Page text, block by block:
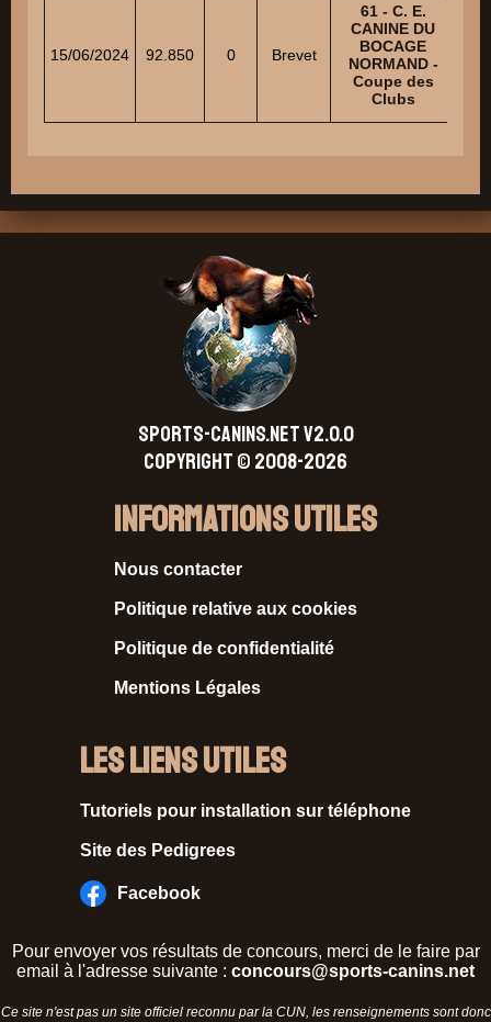
15/06/2024 92.850 0 Brevet
61 - C. E.
CANINE DU
BOCAGE
NORMAND -
Coupe des
Clubs
SPORTS-CANINS.NET V2.0.0
Copyright © 2008-2026
Informations Utiles
Nous contacter
Politique relative aux cookies
Politique de confidentialité
Mentions Légales
Les liens utiles
Tutoriels pour installation sur téléphone
Site des Pedigrees
Facebook
Pour envoyer vos résultats de concours, merci de le faire par
email à l'adresse suivante : concours@sports-canins.net
Ce site n'est pas un site officiel reconnu par la CUN, les renseignements sont donc